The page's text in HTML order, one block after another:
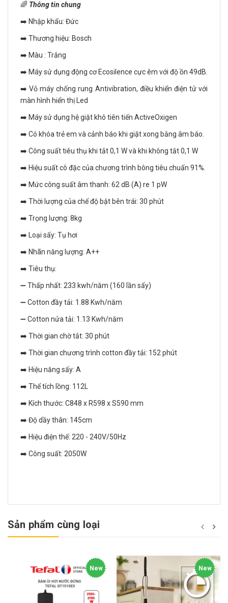
🌈 Thông tin chung
➡️ Nhập khẩu: Đức
➡️ Thương hiệu: Bosch
➡️ Màu : Trắng
➡️ Máy sử dụng động cơ Ecosilence cực êm với độ ồn 49dB.
➡️ Vỏ máy chống rung Antivibration, điều khiển điện tử với
màn hình hiển thị Led
➡️ Máy sử dụng hệ giặt khô tiên tiến ActiveOxigen
➡️ Có khóa trẻ em và cảnh báo khi giặt xong bằng âm báo.
➡️ Công suất tiêu thụ khi tắt 0,1 W và khi không tắt 0,1 W
➡️ Hiệu suất cô đặc của chương trình bông tiêu chuẩn 91%.
➡️ Mức công suất âm thanh: 62 dB (A) re 1 pW
➡️ Thời lượng của chế độ bật bên trái: 30 phút
➡️ Trọng lượng: 8kg
➡️ Loại sấy: Tụ hơi
➡️ Nhãn năng lượng: A++
➡️ Tiêu thụ:
➖ Thấp nhất: 233 kwh/năm (160 lần sấy)
➖ Cotton đầy tải: 1.88 Kwh/năm
➖ Cotton nửa tải: 1.13 Kwh/năm
➡️ Thời gian chờ tắt: 30 phút
➡️ Thời gian chương trình cotton đầy tải: 152 phút
➡️ Hiệu năng sấy: A
➡️ Thể tích lồng: 112L
➡️ Kích thước: C848 x R598 x S590 mm
➡️ Độ dầy thân: 145cm
➡️ Hiệu điện thế: 220 - 240V/50Hz
➡️ Công suất: 2050W
Sản phẩm cùng loại
New New